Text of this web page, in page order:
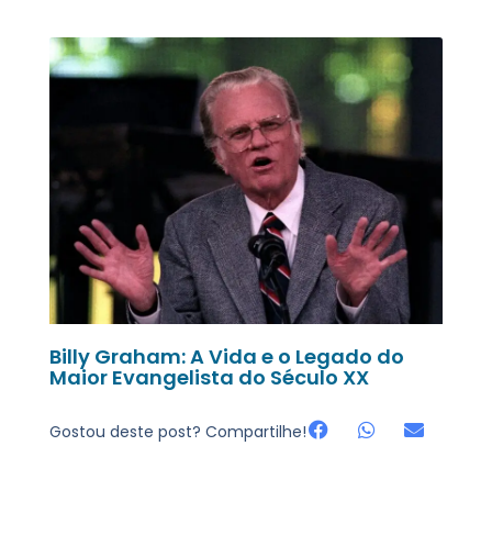
Billy Graham: A Vida e o Legado do
Maior Evangelista do Século XX
Gostou deste post? Compartilhe!